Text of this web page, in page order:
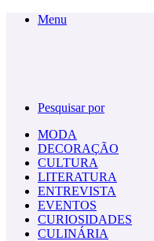
Menu
Pesquisar por
MODA
DECORAÇÃO
CULTURA
LITERATURA
ENTREVISTA
EVENTOS
CURIOSIDADES
CULINÁRIA